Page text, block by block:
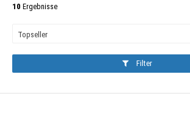
10 Ergebnisse
Filter